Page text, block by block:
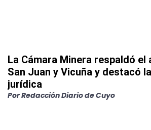
La Cámara Minera respaldó
San Juan y Vicuña y destacó
jurídica
PorRedacción Diario de Cuyo